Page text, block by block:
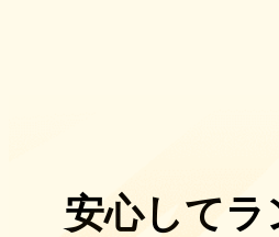
安心してラ